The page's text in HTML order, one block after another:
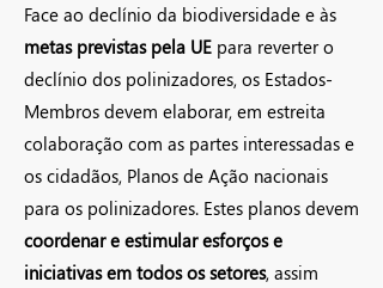
Face ao declínio da biodiversidade e às
metas previstas pela UE para reverter o
declínio dos polinizadores, os Estados-
Membros devem elaborar, em estreita
colaboração com as partes interessadas e
os cidadãos, Planos de Ação nacionais
para os polinizadores. Estes planos devem
coordenar e estimular esforços e
iniciativas em todos os setores, assim